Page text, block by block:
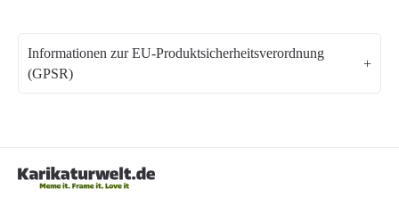
Informationen zur EU-Produktsicherheitsverordnung
(GPSR)